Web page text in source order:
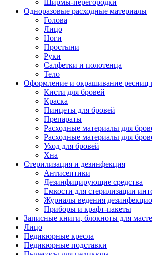
Ширмы-перегородки
Одноразовые расходные материалы
Голова
Лицо
Ноги
Простыни
Руки
Салфетки и полотенца
Тело
Оформление и окрашивание ресниц
Кисти для бровей
Краска
Пинцеты для бровей
Препараты
Расходные материалы для
Расходные материалы для
Уход для бровей
Хна
Стерилизация и дезинфекция
Антисептики
Дезинфицирующие средства
Емкости для стерилизации
Журналы ведения
Приборы и крафт-пакеты
Записные книги, блокноты для
Лицо
Педикюрные кресла
Педикюрные подставки